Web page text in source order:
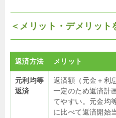
＜メリット・デメリット
返済方法 メリット
元利均等
返済
返済額（元金＋利
一定のため返済計
てやすい。元金均
に比べて返済開始